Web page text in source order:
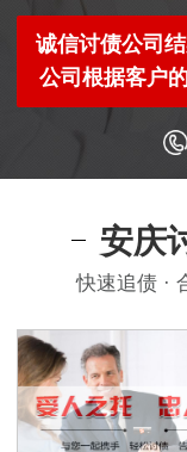
诚信讨债公司
公司根据客户
安庆
快速追债 ·